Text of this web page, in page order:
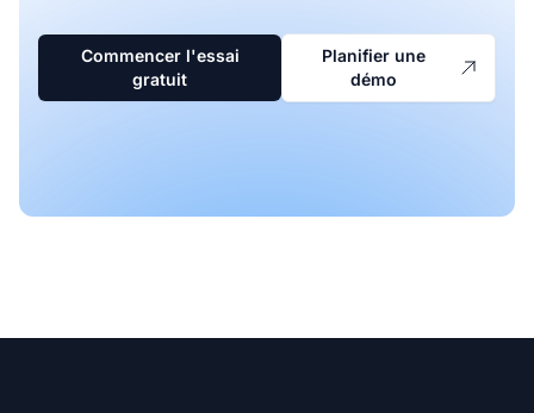
Commencer l'essai
gratuit
Planifier une
démo